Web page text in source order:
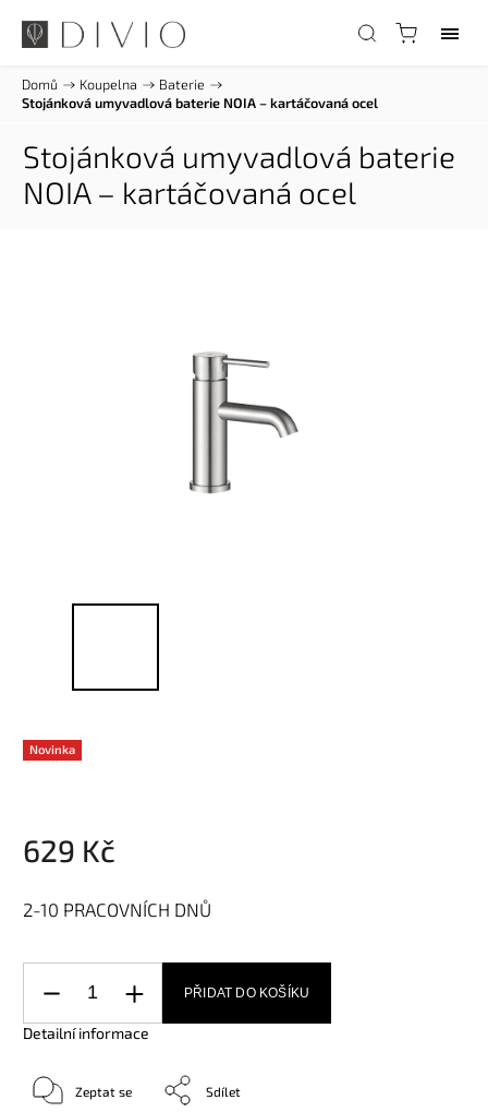
Domů / Koupelna / Baterie /
Stojánková umyvadlová baterie NOIA – kartáčovaná ocel
Stojánková umyvadlová baterie
NOIA – kartáčovaná ocel
Novinka
629 Kč
2-10 PRACOVNÍCH DNŮ
PŘIDAT DO KOŠÍKU
Detailní informace
Zeptat se Sdílet